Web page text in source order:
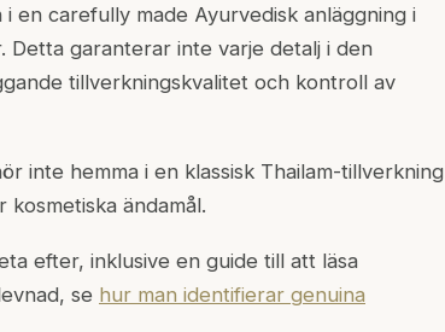
en carefully made Ayurvedisk anläggning i
Detta garanterar inte varje detalj i den
tillverkningskvalitet och kontroll av
inte hemma i en klassisk Thailam-tillverkning
ändamål.
efter, inklusive en guide till att läsa
se hur man identifierar genuina